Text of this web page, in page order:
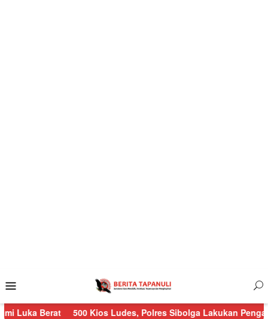
Mobile
500 Kios Ludes, Polres Sibolga Lakukan Pengamanan